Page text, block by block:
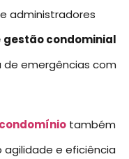
administradores
gestão condominial
de emergências com
também
e eficiência